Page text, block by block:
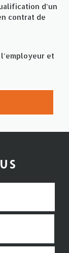
d’un
contrat de
et